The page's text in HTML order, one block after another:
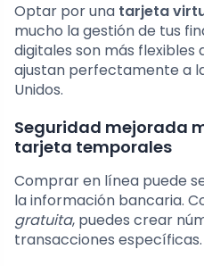
Optar por una tarjeta
mucho la gestión de tus
digitales son más flexibles
ajustan perfectamente a
Unidos.
Seguridad mejorada
tarjeta temporales
Comprar en línea puede
la información bancaria.
gratuita, puedes crear
transacciones específicas.